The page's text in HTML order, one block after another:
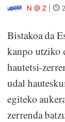
N @ Z
Bistakoa da
kanpo utziko
hautetsi-
udal
egiteko
zerrenda